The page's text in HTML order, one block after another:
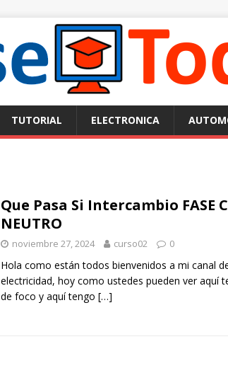
TUTORIAL ELECTRONICA
Que Pasa Si Intercambio FASE
NEUTRO
noviembre 27, 2024 curso02 0
Hola como están todos bienvenidos a mi canal
electricidad, hoy como ustedes pueden ver aquí
de foco y aquí tengo […]